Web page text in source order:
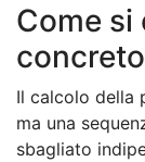
Come si
concreto
Il calcolo della
ma una
sbagliato